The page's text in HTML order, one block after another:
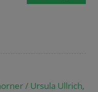
/ Ursula Ullrich,